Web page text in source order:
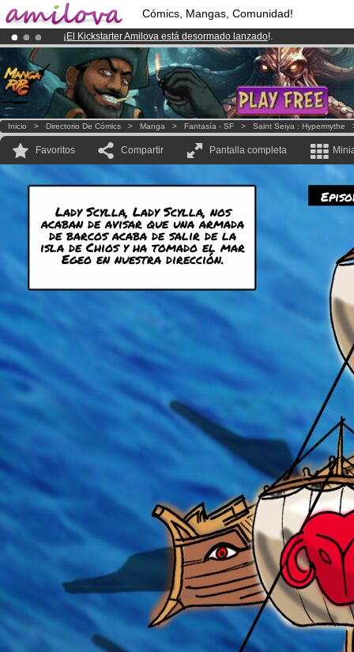
Cómics, Mangas, Comunidad!
¡ El Kickstarter Amilova está desormado lanzado!.
¡Conviertete en Premium por3.95 eurosal mes!Hazte Premium ya
¡Ya tenemos 134393miembrosy 1208 Cómics y Mangas!.
Inicio > Directorio De Cómics > Manga > Fantasía - SF > Saint Seiya : Hypermythe
Favoritos Compartir Pantalla completa
Lady Scylla, Lady Scylla, nos
acaban de avisar que una armada
de barcos acaba de salir de la
isla de Chios y ha tomado el mar
Egeo en nuestra dirección.